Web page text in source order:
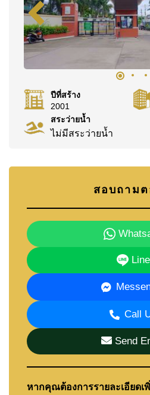
ปีที่สร้าง
2001
สระว่ายน้ำ
ไม่มีสระว่ายน้ำ
สอบถาม
Line
Call
Send
หากคุณต้องการรายละเอียด